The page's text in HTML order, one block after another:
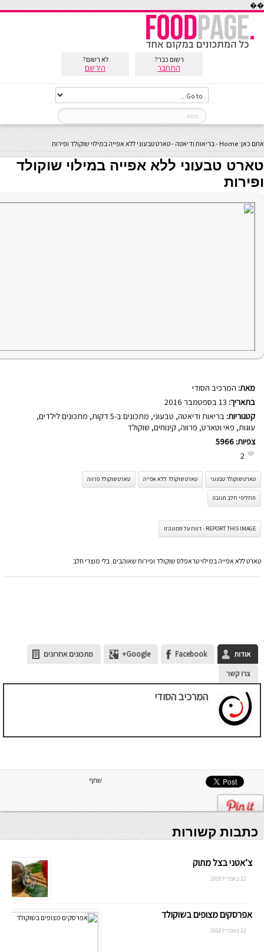
��
רשום כבר?
התחבר
לא רשום?
הירשם
אתם כאן: Home
-בריאות ודיאטה -טארט טבעוני ללא אפייה במילוי שוקולד ופירות
טארט טבעוני ללא אפייה במילוי שוקולד
ופירות
מאת: המרכיב הסודי
בתאריך:
קטגוריות: בריאות ודיאטה, טבעוני, מתכונים ב-5 דקות , מתכונים לילדים,
עוגות, פאי וטארט, פרווה, קינוחים, שוקולד
צפיות: 5966
2
טארט שוקולד טבעוני טארט שוקולד ללא אפייה טארט שוקולד פרווה
תחליפי חלב תנובה
REPORT THIS IMAGE - דווח על תמונה זו
טארט ללא אפייה במילוי טראפלס שוקולד ופירות שאוהבים. בלי מוצרי חלב
אודות Facebook
Google+
מתכונים אחרונים
צרו קשר
המרכיב הסודי
שתף
כתבות קשורות
צ’אטני בצל מתוק
22 באפריל 2018
אפרסקים מצופים בשוקולד
22 באפריל 2018